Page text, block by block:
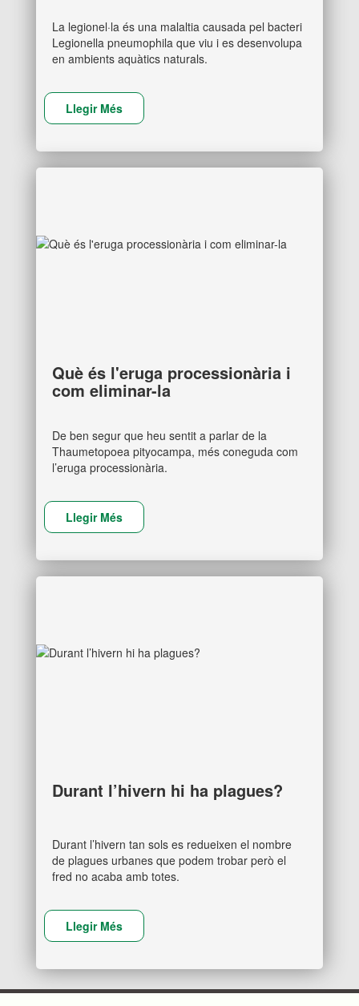
La legionel·la és una malaltia causada pel bacteri
Legionella pneumophila que viu i es desenvolupa
en ambients aquàtics naturals.
Llegir Més
Què és l'eruga processionària i
com eliminar-la
De ben segur que heu sentit a parlar de la
Thaumetopoea pityocampa, més coneguda com
l’eruga processionària.
Llegir Més
Durant l’hivern hi ha plagues?
Durant l’hivern tan sols es redueixen el nombre
de plagues urbanes que podem trobar però el
fred no acaba amb totes.
Llegir Més